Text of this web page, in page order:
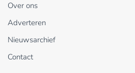
Over ons
Adverteren
Nieuwsarchief
Contact